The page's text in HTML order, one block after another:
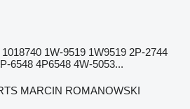
1W-9519 1W9519 2P-2744
6548 4P6548 4W-5053...
MARCIN ROMANOWSKI